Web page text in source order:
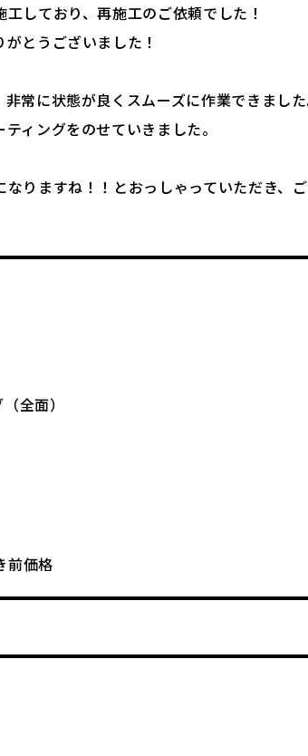
しており、再施工のご依頼でした！
とうございました！
常に状態が良くスムーズに作業できました
ィングをのせていきました。
りますね！！とおっしゃっていただき、
全面）
前価格